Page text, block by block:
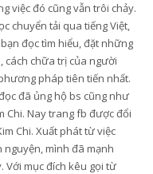
việc đó cũng vẫn trôi chảy.
chuyển tải qua tiếng Việt,
đọc tìm hiểu, đặt những
cách chữa trị của người
pháp tiên tiến nhất.
đã ủng hộ bs cũng như
Chi. Nay trang fb được đổi
Chi. Xuất phát từ việc
mình đã mạnh
Với mục đích kêu gọi từ